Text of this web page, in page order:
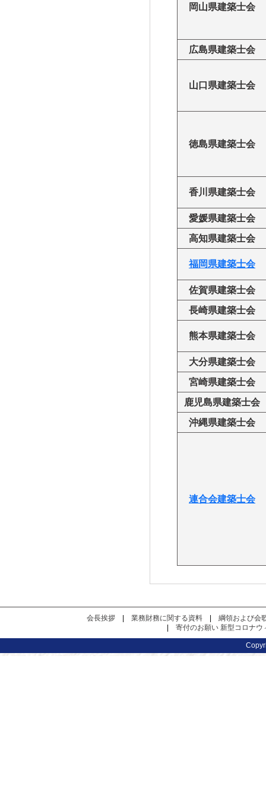
岡山県建築士会
広島県建築士会
山口県建築士会
徳島県建築士会
香川県建築士会
愛媛県建築士会
高知県建築士会
福岡県建築士会
佐賀県建築士会
長崎県建築士会
熊本県建築士会
大分県建築士会
宮崎県建築士会
鹿児島県建築士会
沖縄県建築士会
連合会建築士会
会長挨拶| 業務財務に関する資料| 綱領および会
寄付のお願い 新型コロナウ